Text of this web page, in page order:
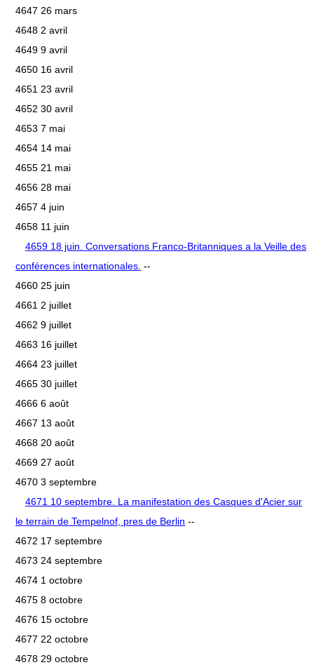
4647 26 mars
4648 2 avril
4649 9 avril
4650 16 avril
4651 23 avril
4652 30 avril
4653 7 mai
4654 14 mai
4655 21 mai
4656 28 mai
4657 4 juin
4658 11 juin
4659 18 juin. Conversations Franco-Britanniques a la Veille des
conférences internationales. --
4660 25 juin
4661 2 juillet
4662 9 juillet
4663 16 juillet
4664 23 juillet
4665 30 juillet
4666 6 août
4667 13 août
4668 20 août
4669 27 août
4670 3 septembre
4671 10 septembre. La manifestation des Casques d'Acier sur
le terrain de Tempelnof, pres de Berlin --
4672 17 septembre
4673 24 septembre
4674 1 octobre
4675 8 octobre
4676 15 octobre
4677 22 octobre
4678 29 octobre